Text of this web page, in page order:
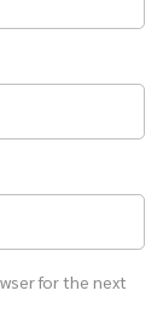
for the next